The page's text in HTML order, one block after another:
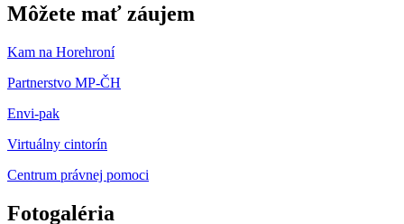
Môžete mať záujem
Kam na Horehroní
Partnerstvo MP-ČH
Envi-pak
Virtuálny cintorín
Centrum právnej pomoci
Fotogaléria